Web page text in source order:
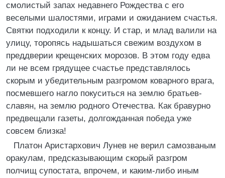
смолистый запах недавнего Рождества с его
веселыми шалостями, играми и ожиданием счастья.
Святки подходили к концу. И стар, и млад валили на
улицу, торопясь надышаться свежим воздухом в
преддверии крещенских морозов. В этом году едва
ли не всем грядущее счастье представлялось
скорым и убедительным разгромом коварного врага,
посмевшего нагло покуситься на землю братьев-
славян, на землю родного Отечества. Как бравурно
предвещали газеты, долгожданная победа уже
совсем близка!
Платон Аристархович Лунев не верил самозваным
оракулам, предсказывающим скорый разгром
полчищ супостата, впрочем, и каким-либо иным